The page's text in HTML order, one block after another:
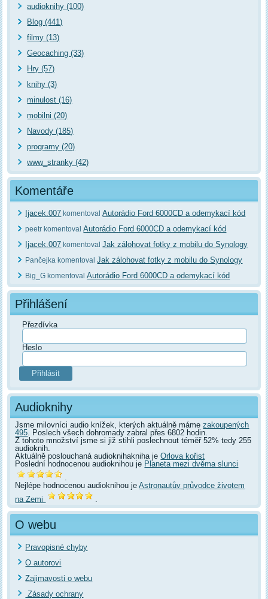
audioknihy (100)
Blog (441)
filmy (13)
Geocaching (33)
Hry (57)
knihy (3)
minulost (16)
mobilni (20)
Navody (185)
programy (20)
www_stranky (42)
Komentáře
Ijacek.007 komentovalAutorádio Ford 6000CD a odemykací kód
peetr komentovalAutorádio Ford 6000CD a odemykací kód
Ijacek.007 komentovalJak zálohovat fotky z mobilu do Synology
Pančejka komentovalJak zálohovat fotky z mobilu do Synology
Big_G komentovalAutorádio Ford 6000CD a odemykací kód
Přihlášení
Přezdívka
Heslo
Audioknihy
Jsme milovníci audio knížek, kterých aktuálně mámezakoupených
495 . Poslech všech dohromady zabral přes 6802 hodin.
Z tohoto množství jsme si již stihli poslechnout téměř 52% tedy 255
audioknih.
Aktuálně poslouchaná audioknihakniha jeOrlova kořist
Poslední hodnocenou audioknihou je Planeta mezi dvěma slunci
Nejlépe hodnocenou audioknihou jeAstronautův průvodce životem
na Zemi
O webu
Pravopisné chyby
O autorovi
Zajimavosti o webu
Zásady ochrany